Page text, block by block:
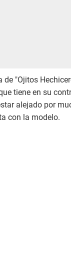
"Ojitos
tiene en su
alejado por
con la modelo.